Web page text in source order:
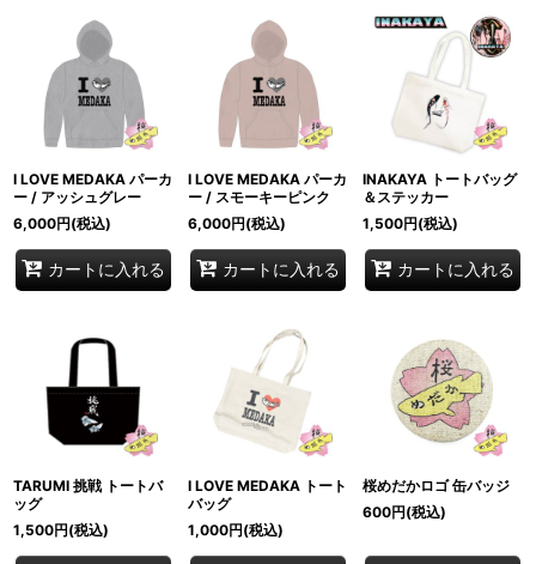
I LOVE MEDAKA パーカ
ー / アッシュグレー
6,000円(税込)
カートに入れる
I LOVE MEDAKA パーカ
ー / スモーキーピンク
6,000円(税込)
カートに入れる
INAKAYA トートバッグ
＆ステッカー
1,500円(税込)
カートに入れる
TARUMI 挑戦 トートバ
ッグ
1,500円(税込)
I LOVE MEDAKA トート
バッグ
1,000円(税込)
桜めだかロゴ 缶バッジ
600円(税込)